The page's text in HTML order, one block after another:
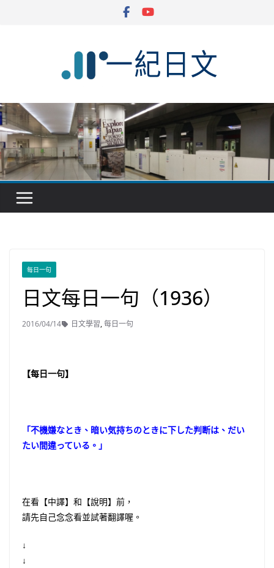
每日一句
日文每日一句（1936）
2016/04/14 日文學習,每日一句
【每日一句】
「不機嫌なとき、暗い気持ちのときに下した判断は、だい
たい間違っている。」
在看【中譯】和【說明】前，
請先自己念念看並試著翻譯喔。
↓
↓